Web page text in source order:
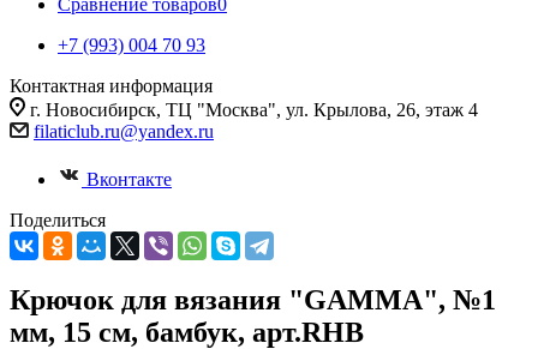
+7 (993) 004 70 93
Контактная информация
г. Новосибирск, ТЦ "Москва", ул. Крылова, 26, этаж 4
filaticlub.ru@yandex.ru
Вконтакте
Поделиться
Крючок для вязания "GAMMA", №1
мм, 15 см, бамбук, арт.RHB